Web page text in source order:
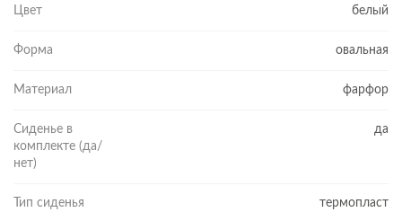
Цвет белый
Форма овальная
Материал фарфор
Сиденье в
комплекте (да/
нет)
да
Тип сиденья термопласт